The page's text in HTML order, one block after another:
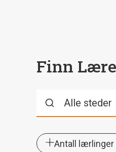
Finn
Antall lærlinger